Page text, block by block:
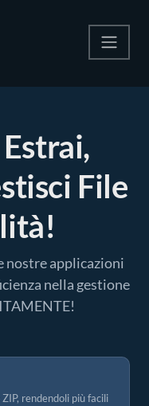
File
nostre applicazioni
nella gestione
rendendoli più facili